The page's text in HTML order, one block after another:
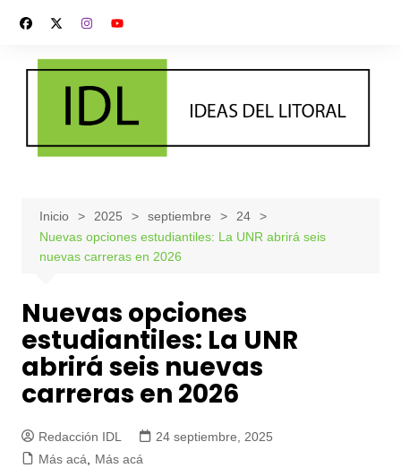
contenido
Inicio 2025 septiembre
24
Nuevas opciones estudiantiles: La UNR abrirá seis
nuevas carreras en 2026
Nuevas opciones
estudiantiles: La UNR
abrirá seis nuevas
carreras en 2026
Redacción IDL
24 septiembre, 2025
Más acá, Más acá